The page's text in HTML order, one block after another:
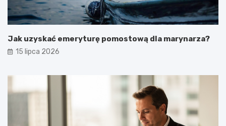
Jak uzyskać emeryturę pomostową dla marynarza?
15 lipca 2026